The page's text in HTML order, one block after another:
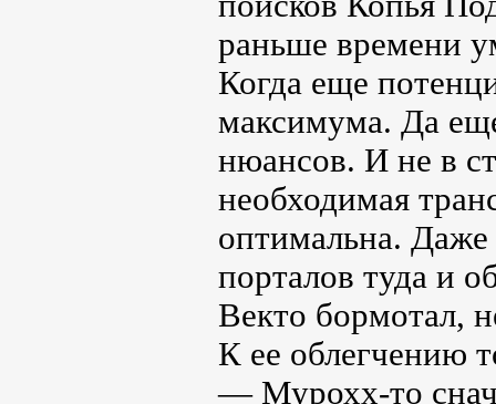
раньше времени
Когда еще
максимума. Да
нюансов. И не в
необходимая
оптимальна.
порталов туда и
Векто бормотал,
К ее облегчению
— Мурохх-то